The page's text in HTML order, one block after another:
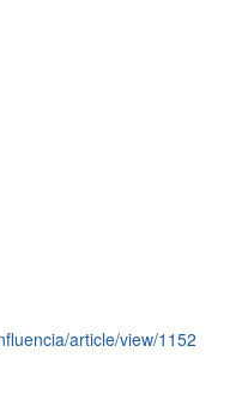
article/view/1152